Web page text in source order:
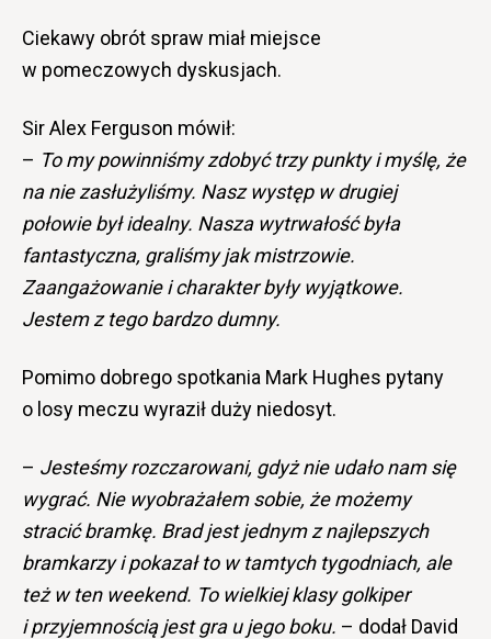
Ciekawy obrót spraw miał miejsce
w pomeczowych dyskusjach.
Sir Alex Ferguson mówił:
– To my powinniśmy zdobyć trzy punkty i myślę, że
na nie zasłużyliśmy. Nasz występ w drugiej
połowie był idealny. Nasza wytrwałość była
fantastyczna, graliśmy jak mistrzowie.
Zaangażowanie i charakter były wyjątkowe.
Jestem z tego bardzo dumny.
Pomimo dobrego spotkania Mark Hughes pytany
o losy meczu wyraził duży niedosyt.
– Jesteśmy rozczarowani, gdyż nie udało nam się
wygrać. Nie wyobrażałem sobie, że możemy
stracić bramkę. Brad jest jednym z najlepszych
bramkarzy i pokazał to w tamtych tygodniach, ale
też w ten weekend. To wielkiej klasy golkiper
i przyjemnością jest gra u jego boku. – dodał David